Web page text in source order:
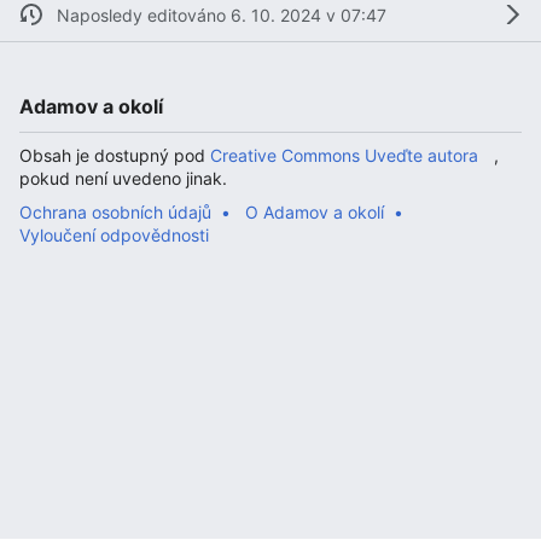
Naposledy editováno 6. 10. 2024 v 07:47
Adamov a okolí
Obsah je dostupný pod Creative Commons Uveďte autora
,
pokud není uvedeno jinak.
Ochrana osobních údajů
O Adamov a okolí
Vyloučení odpovědnosti